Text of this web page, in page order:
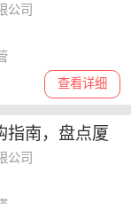
钱
公司
查看详细
指南，盘点厦
、散热效率
公司